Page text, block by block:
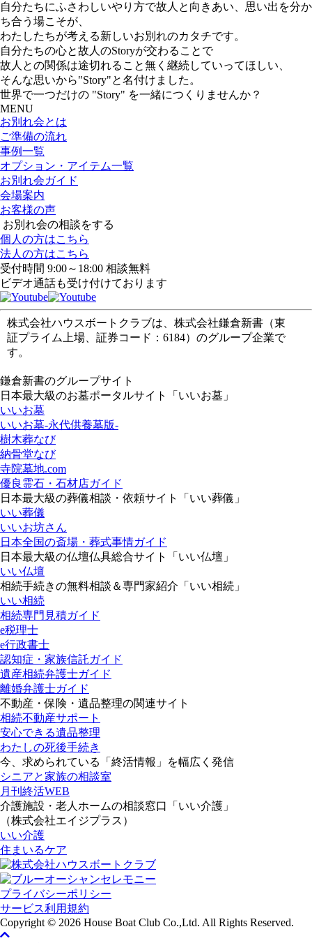
自分たちにふさわしいやり方で故人と向きあい、思い出を分か
ち合う場こそが、
わたしたちが考える新しいお別れのカタチです。
自分たちの心と故人のStoryが交わることで
故人との関係は途切れること無く継続していってほしい、
そんな思いから"Story"と名付けました。
世界で一つだけの "Story" を一緒につくりませんか？
MENU
お別れ会とは
ご準備の流れ
事例一覧
オプション・アイテム一覧
お別れ会ガイド
会場案内
お客様の声
お別れ会の相談をする
個人の方はこちら
法人の方はこちら
受付時間 9:00～18:00 相談無料
ビデオ通話も受け付けております
株式会社ハウスボートクラブは、株式会社鎌倉新書（東
証プライム上場、証券コード：6184）のグループ企業で
す。
鎌倉新書のグループサイト
日本最大級のお墓ポータルサイト「いいお墓」
いいお墓
いいお墓-永代供養墓版-
樹木葬なび
納骨堂なび
寺院墓地.com
優良霊石・石材店ガイド
日本最大級の葬儀相談・依頼サイト「いい葬儀」
いい葬儀
いいお坊さん
日本全国の斎場・葬式事情ガイド
日本最大級の仏壇仏具総合サイト「いい仏壇」
いい仏壇
相続手続きの無料相談＆専門家紹介「いい相続」
いい相続
相続専門見積ガイド
e税理士
e行政書士
認知症・家族信託ガイド
遺産相続弁護士ガイド
離婚弁護士ガイド
不動産・保険・遺品整理の関連サイト
相続不動産サポート
安心できる遺品整理
わたしの死後手続き
今、求められている「終活情報」を幅広く発信
シニアと家族の相談室
月刊終活WEB
介護施設・老人ホームの相談窓口「いい介護」
（株式会社エイジプラス）
いい介護
住まいるケア
プライバシーポリシー
サービス利用規約
Copyright © 2026 House Boat Club Co.,Ltd. All Rights Reserved.